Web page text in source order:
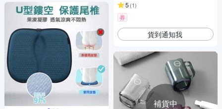
5 (1)
券
貨到通知我
補貨中